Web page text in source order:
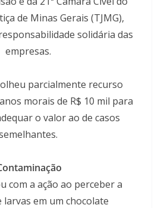
de Minas Gerais (TJMG),
solidária das
empresas.
parcialmente recurso
morais de R$ 10 mil para
o valor ao de casos
com a ação ao perceber a
larvas em um chocolate